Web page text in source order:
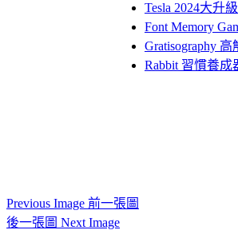
Tesla 2024大升
Font Memory
Gratisography
Rabbit 習慣養成
Previous Image 前一張圖
後一張圖 Next Image